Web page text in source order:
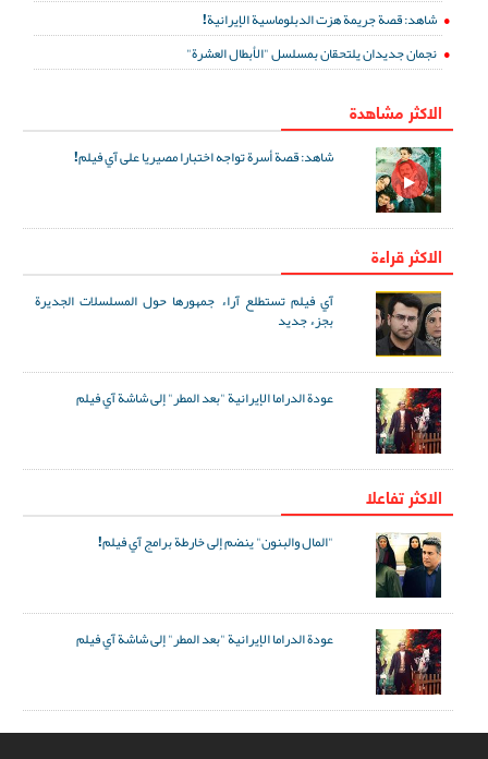
شاهد: قصة جريمة هزت الدبلوماسية الإيرانية!
نجمان جديدان يلتحقان بمسلسل "الأبطال العشرة"
الاكثر مشاهدة
شاهد: قصة أسرة تواجه اختبارا مصيريا على آي فيلم!
الاكثر قراءة
آي فيلم تستطلع آراء جمهورها حول المسلسلات الجديرة
بجزء جديد
عودة الدراما الإيرانية "بعد المطر" إلى شاشة آي فيلم
الاکثر تفاعلا
"المال والبنون" ينضم إلى خارطة برامج آي فيلم!
عودة الدراما الإيرانية "بعد المطر" إلى شاشة آي فيلم